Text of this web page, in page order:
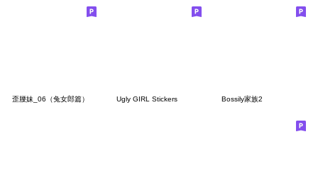
歪腰妹_06（兔女郎篇） Ugly GIRL Stickers Bossily家族2